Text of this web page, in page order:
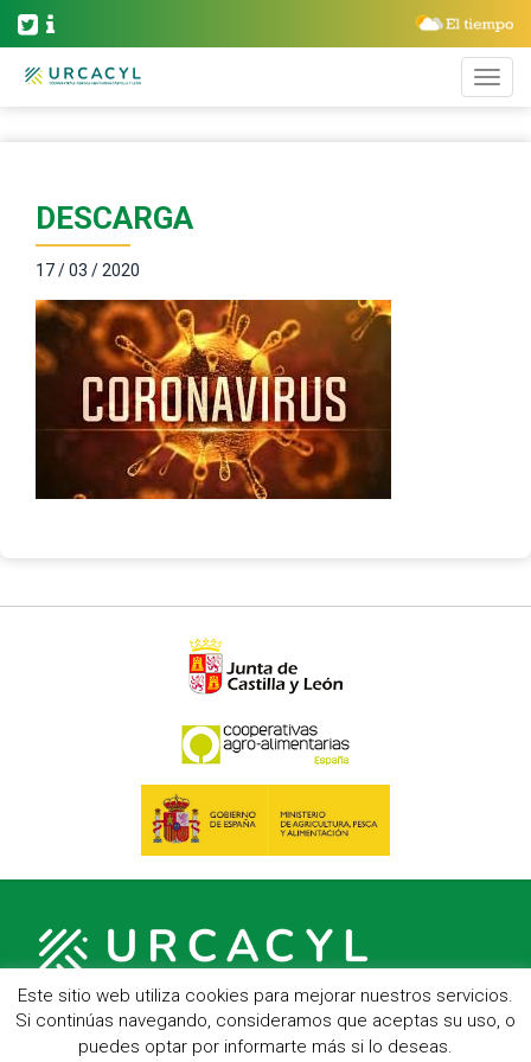
DESCARGA
17 / 03 / 2020
C/ Hípica, 1, entreplanta - 47007 Valladolid
Este sitio web utiliza cookies para mejorar nuestros servicios.
Si continúas navegando, consideramos que aceptas su uso, o
puedes optar por informarte más si lo deseas.